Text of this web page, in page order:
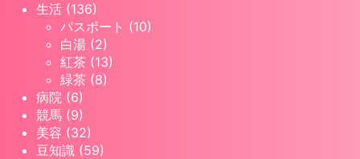
生活 (136)
パスポート (10)
白湯 (2)
紅茶 (13)
緑茶 (8)
病院 (6)
競馬 (9)
美容 (32)
豆知識 (59)